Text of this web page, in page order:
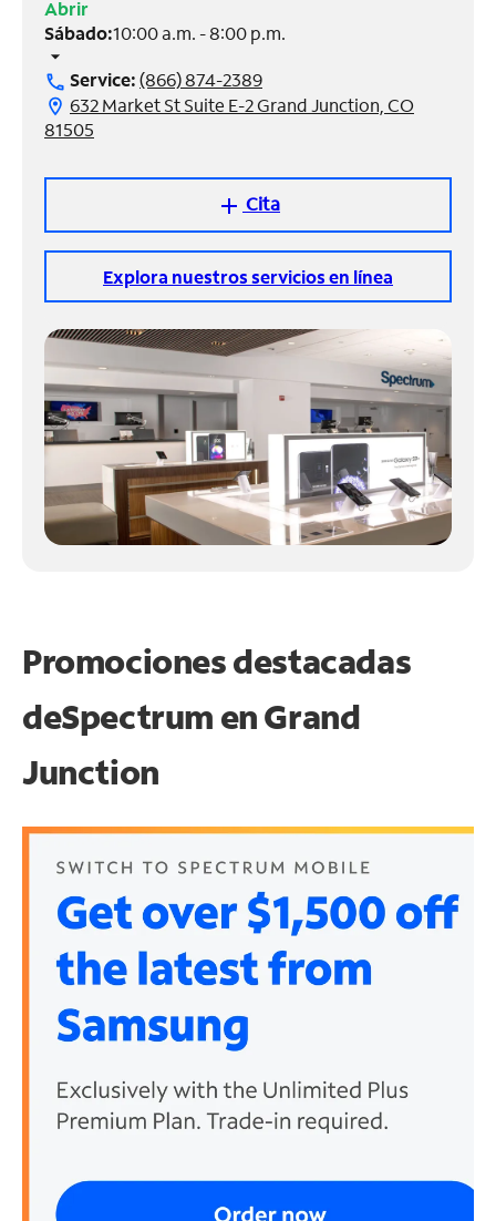
Administrar
cuenta
Encuentra
tienda
Abrir
Sábado:10:00 a.m. - 8:00 p.m.
arrow_drop_down
call Service:(866) 874-2389
location_on 632 Market St Suite E-2 Grand Junction, CO
81505
add Cita
Explora nuestros servicios en línea
Promociones destacadas
deSpectrum enGrand
Junction